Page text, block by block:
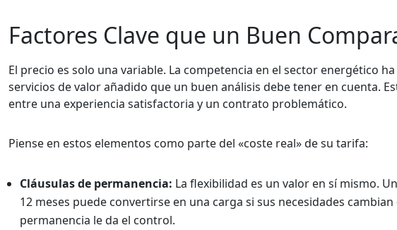
Factores Clave que un Buen
El precio es solo una variable. La competencia en el sector energético
servicios de valor añadido que un buen análisis debe tener en cuenta.
entre una experiencia satisfactoria y un contrato problemático.
Piense en estos elementos como parte del «coste real» de su tarifa:
Cláusulas de permanencia: La flexibilidad es un valor en sí mismo.
12 meses puede convertirse en una carga si sus necesidades
permanencia le da el control.